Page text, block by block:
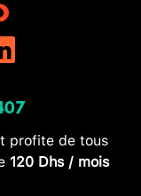
profite de tous
120 Dhs / mois